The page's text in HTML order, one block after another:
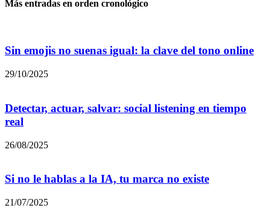
Más entradas en orden cronológico
Sin emojis no suenas igual: la clave del tono online
29/10/2025
Detectar, actuar, salvar: social listening en tiempo
real
26/08/2025
Si no le hablas a la IA, tu marca no existe
21/07/2025